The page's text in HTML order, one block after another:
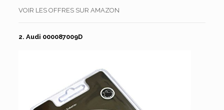
VOIR LES OFFRES SUR AMAZON
2. Audi 000087009D